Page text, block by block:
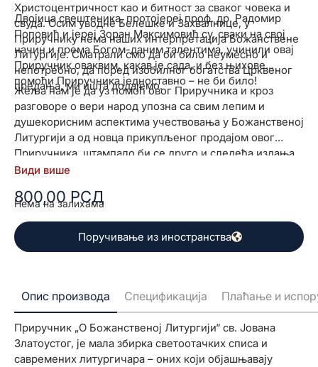
Христоцентричност као и битност за сваког човека и
свуда. Осим уводне Белешке и Захвалнице, у
Приручнику нема наших интерпретација Божанствене
Литургије. Сматрали смо да би било неумесно и
непотребно, да поред изобилног богатства Црквеног
предања, ми ишта додајемо.
Двојица свештеника, протојереј проф. др. Радомир
Поповић и јереј Зоран Максимовић су, сваки на свој
начин и према Богом-даним талентима, учинили овај
Приручник оваквим, какав је сада, и без њихове
помоћи Приручника једноставно – не би било!
Жеља нам је да уз помоћ овог Приручника и кроз
разговоре о вери народ упозна са свим лепим и
душекорисним аспектима учествовања у Божанственој
Литургији а од новца прикупљеног продајом овог
Приручника, штампало би се друго и следећа издања.
Види више
800,00 РСД
Нема на залихама
Поручивање из иностранства
Опис производа Спецификација Плаћање и
Приручник „О Божанственој Литургији“ св. Јована
Златоустог, је мала збирка светоотачких списа и
савремених литургичара – оних који објашњавају